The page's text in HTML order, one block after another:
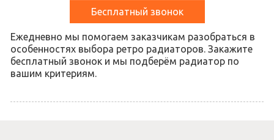
Бесплатный звонок
Ежедневно мы помогаем заказчикам разобраться в
особенностях выбора ретро радиаторов. Закажите
бесплатный звонок и мы подберём радиатор по
вашим критериям.